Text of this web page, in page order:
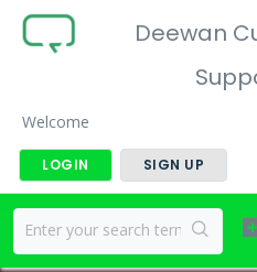
Deewan
Welcome
LOGIN SIGN UP